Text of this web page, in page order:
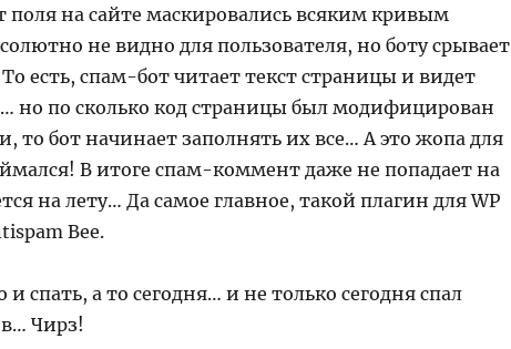
поля на сайте маскировались всяким кривым
не видно для пользователя, но боту срывает
есть, спам-бот читает текст страницы и видет
но по сколько код страницы был модифицирован
бот начинает заполнять их все… А это жопа для
В итоге спам-коммент даже не попадает на
на лету… Да самое главное, такой плагин для WP
Bee.
спать, а то сегодня… и не только сегодня спал
Чирз!